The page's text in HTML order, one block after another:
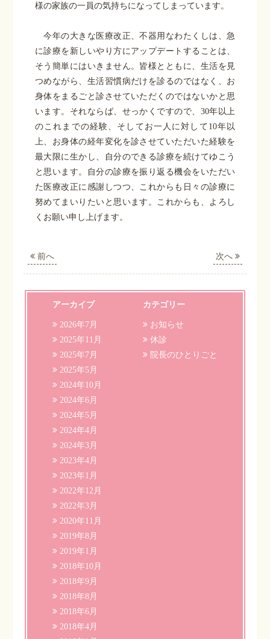
様の家族の一員の気持ちになってしまっています。
今年の大きな医療改正、不器用なわたくしは、急
に診療を新しいやり方にアップデートすることは、
そう簡単にはいきません。皆様とともに、生活を見
つめながら、生活習慣病だけを診るのではなく、お
身体をまるごと診させていただくのではないかと思
います。それならば、せっかくですので、 30年以上
のこれまでの経験、そしてお一人に対して 10年以
上、お身体の経年変化を診させていただいた経験を
最大限に生かし、自分のできる診療を続けてゆこう
と思います。自分の診療を振り返る機会をいただい
た医療改正に感謝しつつ、これからも日々の診療に
努めてまいりたいと思います。これからも、よろし
くお願い申し上げます。
前へ 次へ
アーカイブ
2026年7月
2025年11月
2025年7月
2025年5月
2024年10月
2024年6月
2024年5月
2024年4月
2024年3月
2023年4月
2023年1月
2022年12月
2022年3月
2020年11月
2019年8月
2019年1月
2018年10月
2018年9月
2018年8月
2018年6月
2018年4月
カテゴリー
お知らせ
休診
院長のひとりごと